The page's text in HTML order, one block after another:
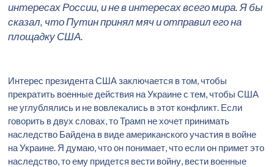
интересах России, и не в интересах всего мира. Я бы
сказал, что Путин принял мяч и отправил его на
площадку США.
Интерес президента США заключается в том, чтобы
прекратить военные действия на Украине с тем, чтобы США
не углублялись и не вовлекались в этот конфликт. Если
говорить в двух словах, то Трамп не хочет принимать
наследство Байдена в виде американского участия в войне
на Украине. Я думаю, что он понимает, что если он примет это
наследство, то ему придется вести войну, вести военные